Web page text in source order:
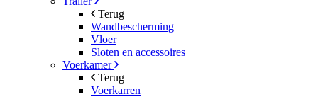
Terug
Wandbescherming
Vloer
Sloten en accessoires
Voerkamer
Terug
Voerkarren